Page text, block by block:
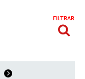
FILTRAR